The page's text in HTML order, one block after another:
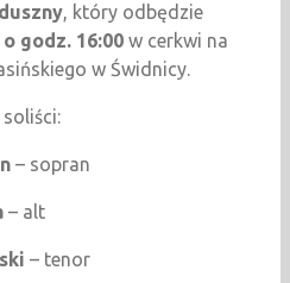
, który odbędzie
godz. 16:00 w cerkwi na
w Świdnicy.
– sopran
– alt
– tenor